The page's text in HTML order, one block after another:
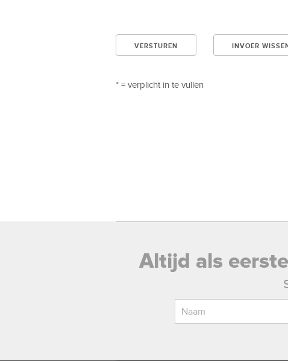
* = verplicht in te vullen
Altijd als